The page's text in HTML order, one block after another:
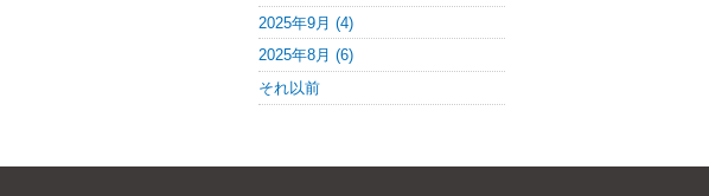
2025年9月 (4)
2025年8月 (6)
それ以前